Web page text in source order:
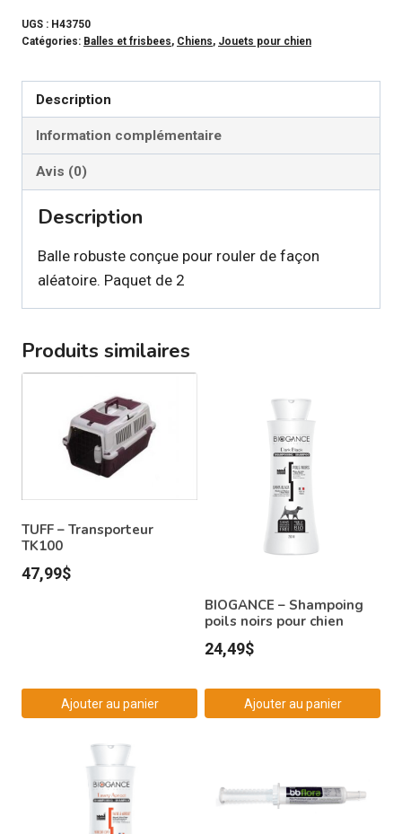
IT
-
Erratic
UGS : H43750
Catégories: Balles et frisbees, Chiens, Jouets pour chien
Description
Information complémentaire
Avis (0)
Description
Balle robuste conçue pour rouler de façon
aléatoire. Paquet de 2
Produits similaires
TUFF – Transporteur
TK100
47,99$
Ajouter au panier
BIOGANCE – Shampoing
poils noirs pour chien
24,49$
Ajouter au panier